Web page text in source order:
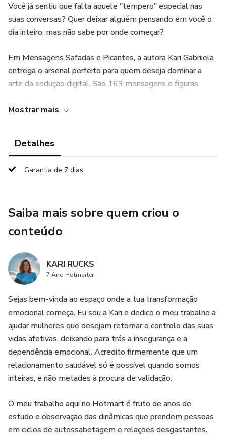
Você já sentiu que falta aquele "tempero" especial nas
suas conversas? Quer deixar alguém pensando em você o
dia inteiro, mas não sabe por onde começar?
​Em Mensagens Safadas e Picantes, a autora Kari Gabriiela
entrega o arsenal perfeito para quem deseja dominar a
arte da sedução digital. São 163 mensagens e figuras
incendiar qualquer chat.
sutil até aquelas que não deixam dúvidas sobre o que você
​Praticidade: Basta escolher a mensagem que mais combina
com o seu estilo e o seu "alvo".
​Visual Provocante: Figuras que complementam o texto e
criam uma experiência visual irresistível.
Surpreenda, provoque e assuma o controle do jogo. A
escolha é sua, o prazer é de vocês.
Mostrar mais
Detalhes
Garantia de 7 dias
Saiba mais sobre quem criou o
conteúdo
KARI RUCKS
7 Ano Hotmarter
Sejas bem-vinda ao espaço onde a tua transformação
emocional começa. Eu sou a Kari e dedico o meu trabalho a
ajudar mulheres que desejam retomar o controlo das suas
vidas afetivas, deixando para trás a insegurança e a
dependência emocional. Acredito firmemente que um
relacionamento saudável só é possível quando somos
inteiras, e não metades à procura de validação.
​O meu trabalho aqui no Hotmart é fruto de anos de
estudo e observação das dinâmicas que prendem pessoas
em ciclos de autossabotagem e relações desgastantes.